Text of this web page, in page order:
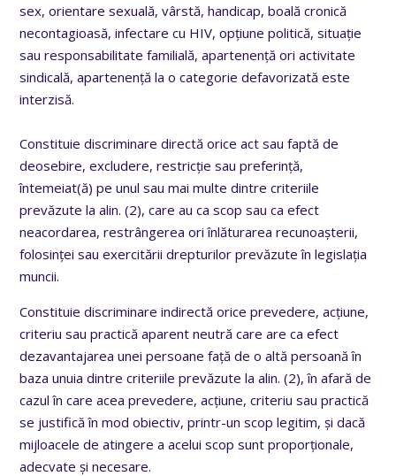
sex, orientare sexuală, vârstă, handicap, boală cronică
necontagioasă, infectare cu HIV, opțiune politică, situație
sau responsabilitate familială, apartenență ori activitate
sindicală, apartenență la o categorie defavorizată este
interzisă.
Constituie discriminare directă orice act sau faptă de
deosebire, excludere, restricție sau preferință,
întemeiat(ă) pe unul sau mai multe dintre criteriile
prevăzute la alin. (2), care au ca scop sau ca efect
neacordarea, restrângerea ori înlăturarea recunoașterii,
folosinței sau exercitării drepturilor prevăzute în legislația
muncii.
Constituie discriminare indirectă orice prevedere, acțiune,
criteriu sau practică aparent neutră care are ca efect
dezavantajarea unei persoane față de o altă persoană în
baza unuia dintre criteriile prevăzute la alin. (2), în afară de
cazul în care acea prevedere, acțiune, criteriu sau practică
se justifică în mod obiectiv, printr-un scop legitim, și dacă
mijloacele de atingere a acelui scop sunt proporționale,
adecvate și necesare.